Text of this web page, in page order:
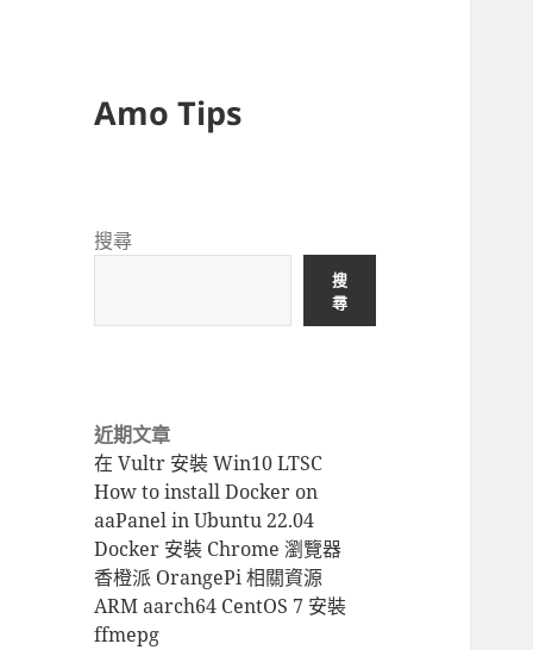
Amo Tips
搜尋
搜
尋
近期文章
在 Vultr 安裝 Win10 LTSC
How to install Docker on
aaPanel in Ubuntu 22.04
Docker 安裝 Chrome 瀏覽器
香橙派 OrangePi 相關資源
ARM aarch64 CentOS 7 安裝
ffmepg